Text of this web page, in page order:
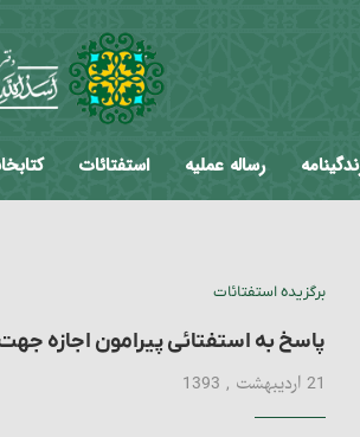
رساله عملیه استفتائات
برگزیده استفتائات
پاسخ به استفتائی پیرامون اجازه
21 اردیبهشت , 1393